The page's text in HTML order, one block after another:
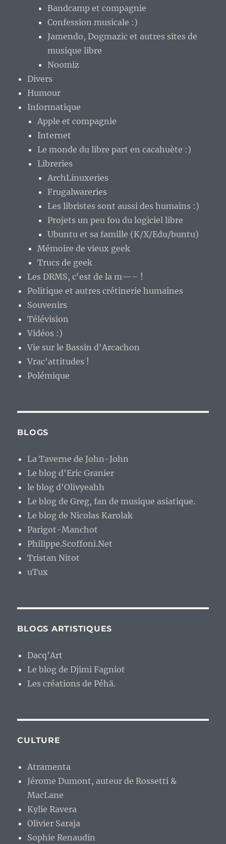
Bandcamp et compagnie
Confession musicale :)
Jamendo, Dogmazic et autres sites de
musique libre
Noomiz
Divers
Humour
Informatique
Apple et compagnie
Internet
Le monde du libre part en cacahuète :)
Libreries
ArchLinuxeries
Frugalwareries
Les libristes sont aussi des humains :)
Projets un peu fou du logiciel libre
Ubuntu et sa famille (K/X/Edu/buntu)
Mémoire de vieux geek
Trucs de geek
Les DRMS, c'est de la m—– !
Politique et autres crétinerie humaines
Souvenirs
Télévision
Vidéos :)
Vie sur le Bassin d'Arcachon
Vrac'attitudes !
Polémique
BLOGS
La Taverne de John-John
Le blog d'Eric Granier
le blog d'Olivyeahh
Le blog de Greg, fan de musique asiatique.
Le blog de Nicolas Karolak
Parigot-Manchot
Philippe.Scoffoni.Net
Tristan Nitot
uTux
BLOGS ARTISTIQUES
Dacq'Art
Le blog de Djimi Fagniot
Les créations de Péhä.
CULTURE
Atramenta
Jérome Dumont, auteur de Rossetti &
MacLane
Kylie Ravera
Olivier Saraja
Sophie Renaudin